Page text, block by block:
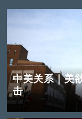
中美关系｜美
击